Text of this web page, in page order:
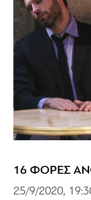
16 ΦΟΡΕΣ
25/9/2020,